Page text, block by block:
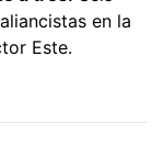
en la
Este.